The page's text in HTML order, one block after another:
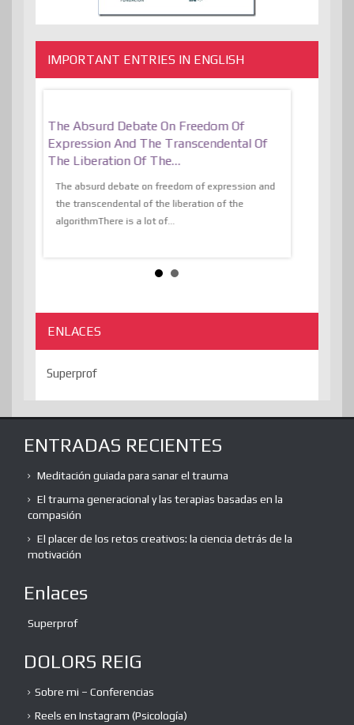
IMPORTANT ENTRIES IN ENGLISH
The Absurd Debate On Freedom Of
Expression And The Transcendental Of
The Liberation Of The…
The absurd debate on freedom of expression and
the transcendental of the liberation of the
algorithmThere is a lot of...
ENLACES
Superprof
ENTRADAS RECIENTES
Meditación guiada para sanar el trauma
El trauma generacional y las terapias basadas en la
compasión
El placer de los retos creativos: la ciencia detrás de la
motivación
Enlaces
Superprof
DOLORS REIG
Sobre mi – Conferencias
Reels en Instagram (Psicología)